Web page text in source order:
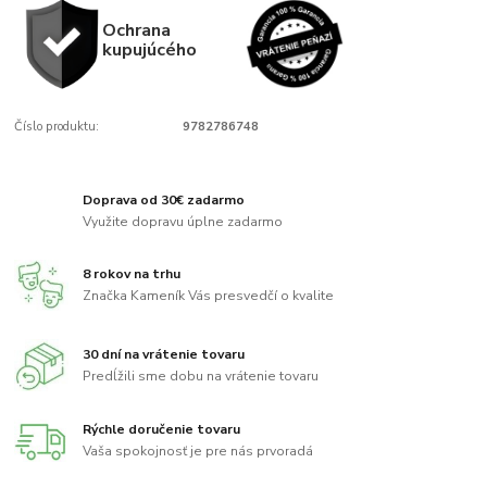
Ochrana
kupujúcého
Číslo produktu: 9782786748
Doprava od 30€ zadarmo
Využite dopravu úplne zadarmo
8 rokov na trhu
Značka Kameník Vás presvedčí o kvalite
30 dní na vrátenie tovaru
Predĺžili sme dobu na vrátenie tovaru
Rýchle doručenie tovaru
Vaša spokojnosť je pre nás prvoradá